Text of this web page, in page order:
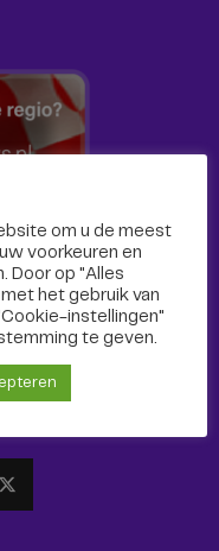
maar ook via social
om u de meest
voorkeuren en
Door op "Alles
het gebruik van
instellingen"
te geven.